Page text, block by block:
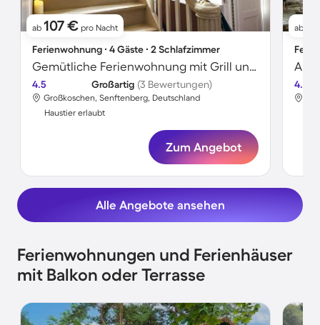
ab 107 € pro Nacht
Ferienwohnung ∙ 4 Gäste ∙ 2 Schlafzimmer
Gemütliche Ferienwohnung mit Grill und Garten | Haustierfreundlich
4.5 Großartig (3 Bewertungen)
Großkoschen, Senftenberg, Deutschland
Haustier erlaubt
Zum Angebot
ab
4.8
Alle Angebote ansehen
Ferienwohnungen und Ferienhäuser
mit Balkon oder Terrasse